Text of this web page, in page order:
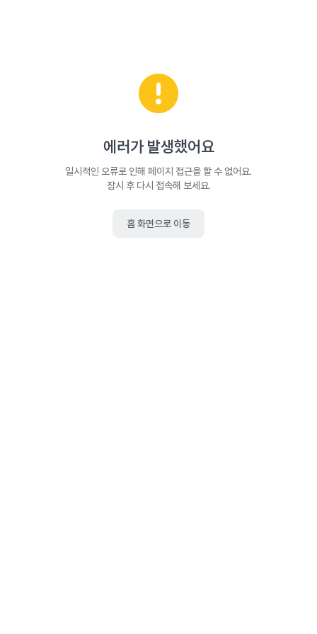
에러가 발생했어요
일시적인 오류로 인해 페이지 접근을 할 수 없어요.
잠시 후 다시 접속해 보세요.
홈 화면으로 이동